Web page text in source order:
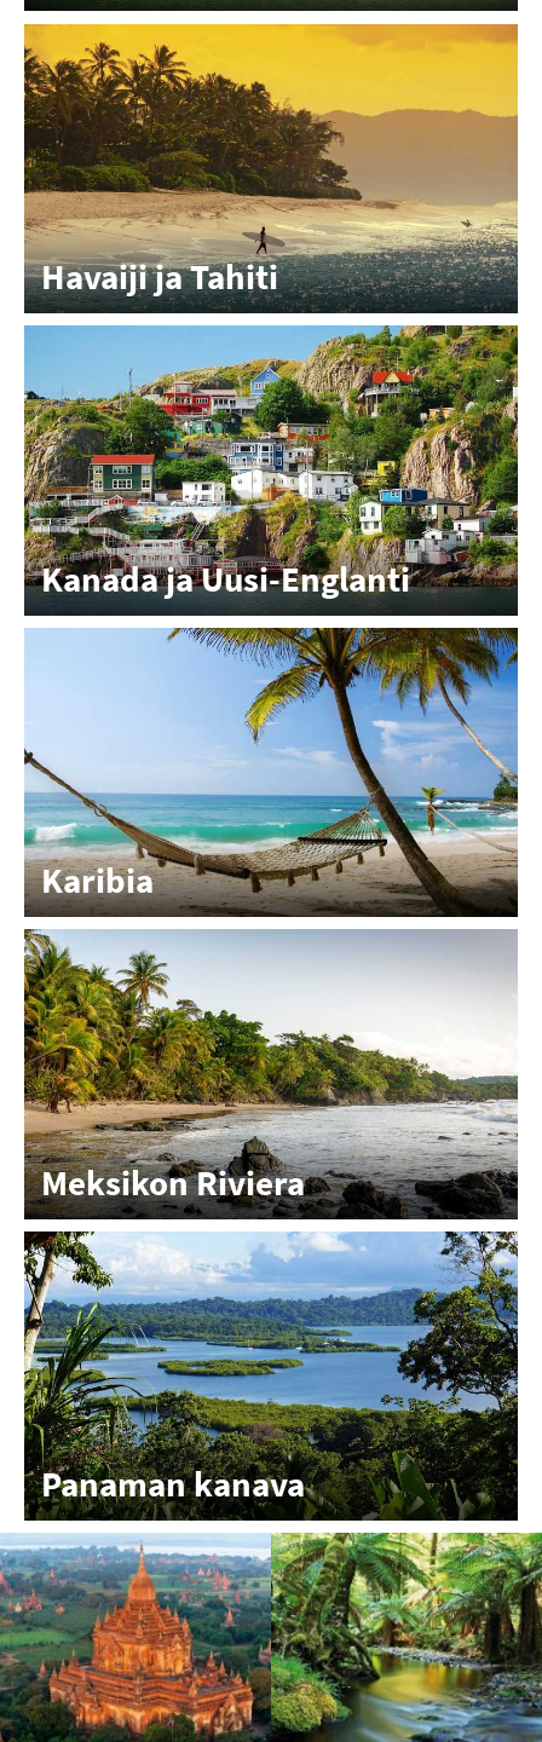
Havaiji ja Tahiti
Kanada ja Uusi-Englanti
Karibia
Meksikon Riviera
Panaman kanava